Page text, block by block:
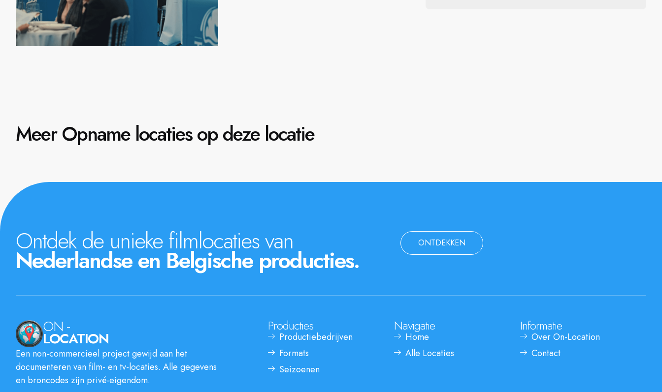
Meer Opname locaties op deze locatie
Ontdek de unieke filmlocaties van
Nederlandse en Belgische producties.
ONTDEKKEN
ON -
LOCATION
Een non-commercieel project gewijd aan het
documenteren van film- en tv-locaties. Alle gegevens
en broncodes zijn privé-eigendom.
Producties
Productiebedrijven
Formats
Seizoenen
Navigatie
Home
Alle Locaties
Informatie
Over On-Location
Contact